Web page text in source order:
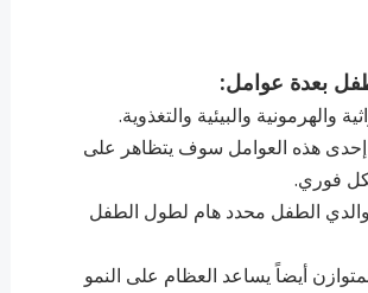
بعدة عوامل:
والهرمونية والبيئية والتغذوية.
هذه العوامل سوف يتظاهر على
فوري.
الطفل محدد هام لطول الطفل
أيضاً يساعد العظام على النمو